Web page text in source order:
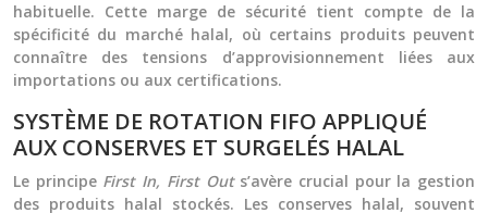
habituelle. Cette marge de sécurité tient compte de la
spécificité du marché halal, où certains produits peuvent
connaître des tensions d’approvisionnement liées aux
importations ou aux certifications.
SYSTÈME DE ROTATION FIFO APPLIQUÉ
AUX CONSERVES ET SURGELÉS HALAL
Le principe First In, First Out s’avère crucial pour la gestion
des produits halal stockés. Les conserves halal, souvent